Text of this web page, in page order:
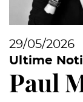
29/05/2026
Ultime
Paul